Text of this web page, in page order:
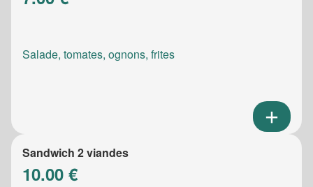
Salade, tomates, ognons, frites
Sandwich 2 viandes
10.00 €